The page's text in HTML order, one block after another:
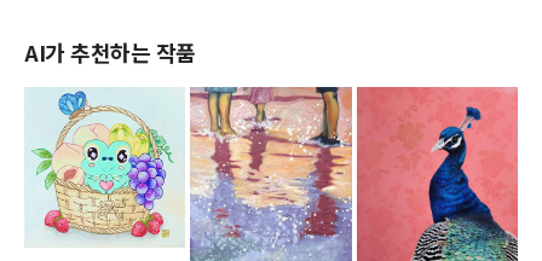
AI가 추천하는 작품